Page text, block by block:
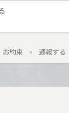
お約束 • 通報する